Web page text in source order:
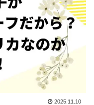
2025.11.10